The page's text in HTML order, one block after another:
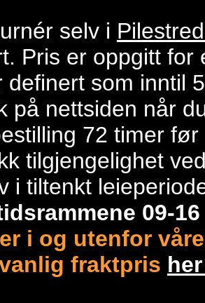
selv i
Pris er oppgitt
definert som inntil
på nettsiden når
72 timer
tilgjengelighet
i tiltenkt
09-
i og utenfor
fraktpris